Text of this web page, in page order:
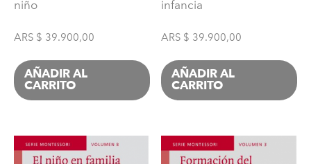
niño
ARS $ 39.900,00
AÑADIR AL
CARRITO
infancia
ARS $ 39.900,00
AÑADIR AL
CARRITO